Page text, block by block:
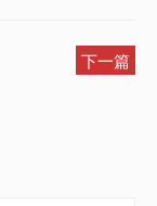
下一篇